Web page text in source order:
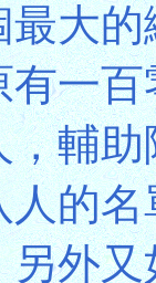
大
一
輔
的
外